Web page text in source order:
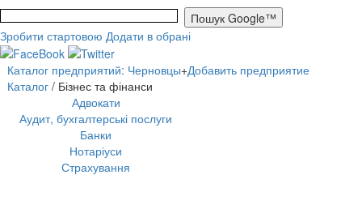
Зробити стартовою Додати в обрані
Каталог предприятий: Черновцы+Добавить предприятие
Каталог / Бізнес та фінанси
Адвокати
Аудит, бухгалтерські послуги
Банки
Нотаріуси
Страхування